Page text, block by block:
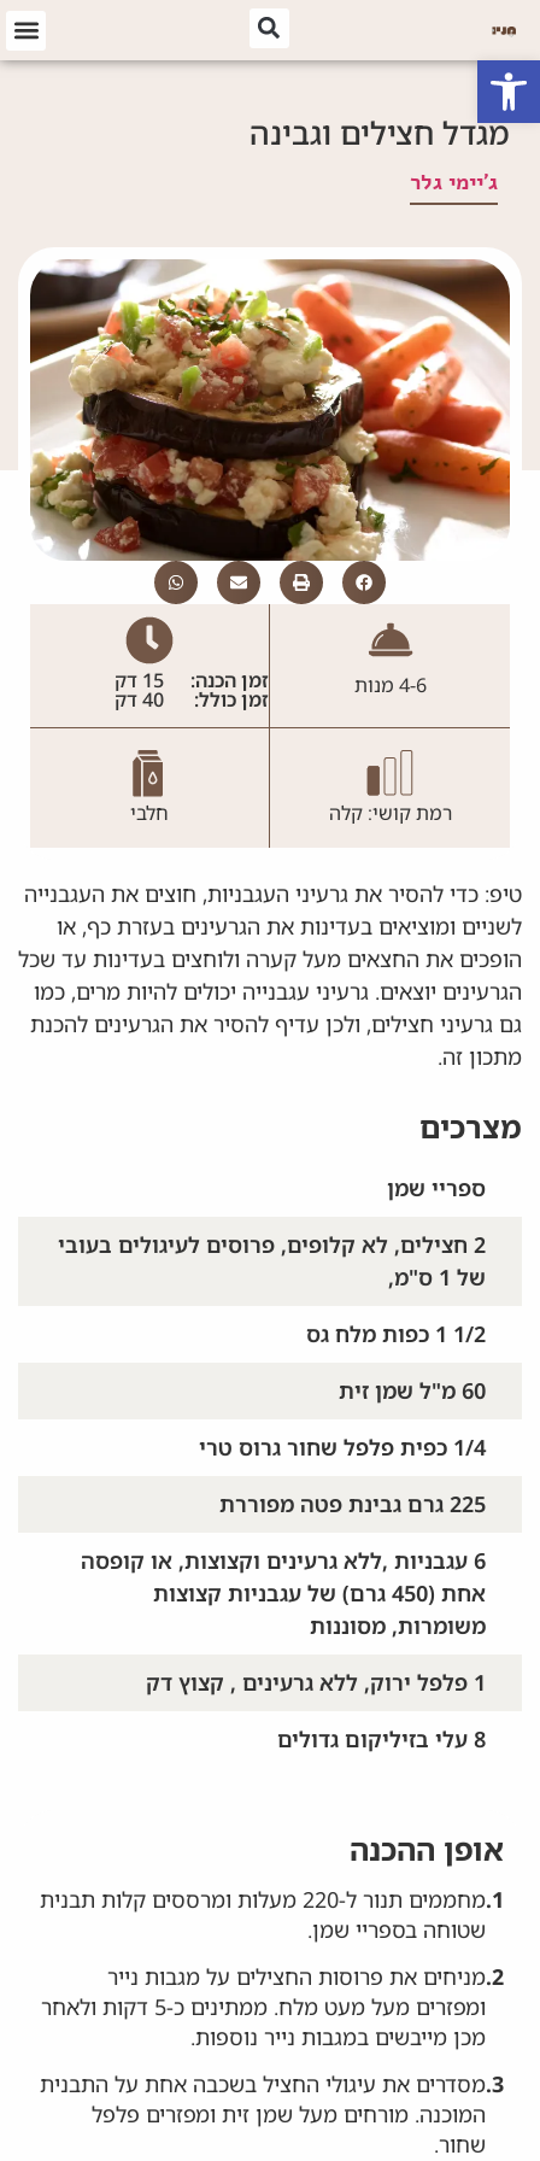
פתח סרגל נגישות
מגדל חצילים וגבינה
ג'יימי גלר
4-6 מנות זמן הכנה: 15 דק
זמן כולל: 40 דק
רמת קושי: קלה חלבי
טיפ: כדי להסיר את גרעיני העגבניות, חוצים את העגבנייה
לשניים ומוציאים בעדינות את הגרעינים בעזרת כף, או
הופכים את החצאים מעל קערה ולוחצים בעדינות עד שכל
הגרעינים יוצאים. גרעיני עגבנייה יכולים להיות מרים, כמו
גם גרעיני חצילים, ולכן עדיף להסיר את הגרעינים להכנת
מתכון זה.
מצרכים
ספריי שמן
2 חצילים, לא קלופים, פרוסים לעיגולים בעובי
של 1 ס"מ,
1/2 1 כפות מלח גס
60 מ"ל שמן זית
1/4 כפית פלפל שחור גרוס טרי
225 גרם גבינת פטה מפוררת
6 עגבניות ,ללא גרעינים וקצוצות, או קופסה
אחת (450 גרם) של עגבניות קצוצות
משומרות, מסוננות
1 פלפל ירוק, ללא גרעינים , קצוץ דק
8 עלי בזיליקום גדולים
אופן ההכנה
1.
מחממים תנור ל-220 מעלות ומרססים קלות תבנית
שטוחה בספריי שמן.
2. מניחים את פרוסות החצילים על מגבות נייר
ומפזרים מעל מעט מלח. ממתינים כ-5 דקות ולאחר
מכן מייבשים במגבות נייר נוספות.
3. מסדרים את עיגולי החציל בשכבה אחת על התבנית
המוכנה. מורחים מעל שמן זית ומפזרים פלפל
שחור.